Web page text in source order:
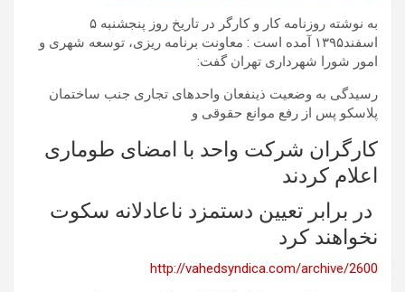
به نوشته روزنامه کار و کارگر در تاریخ روز پنجشنبه ۵
اسفند۱۳۹۵ آمده است : معاونت برنامه ریزی، توسعه شهری و
امور شورا شهرداری تهران گفت:
رسیدگی به وضعیت ذینفعان واحدهای تجاری جنب ساختمان
پلاسکو پس از رفع موانع حقوقی و
کارگران شرکت واحد با امضای طوماری
اعلام کردند
در برابر تعیین دستمزد ناعادلانه سکوت
نخواهند کرد
http://vahedsyndica.com/archive/2600